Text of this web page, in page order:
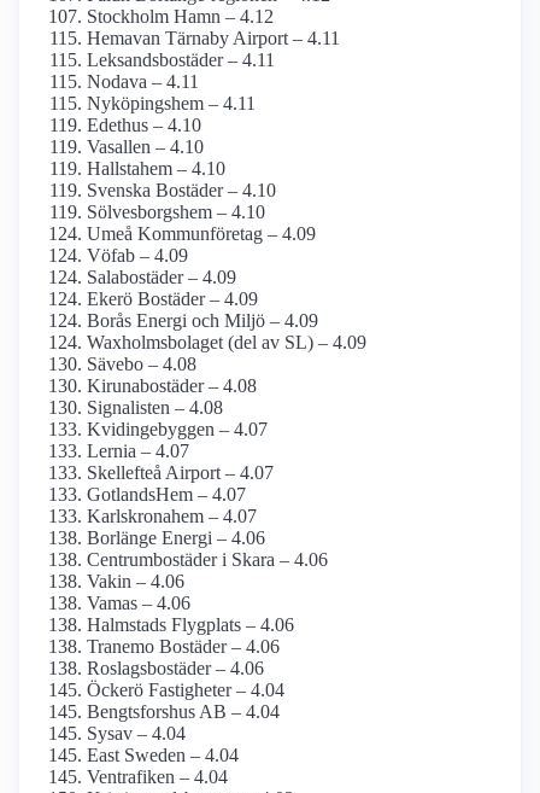
Stockholm Hamn – 4.12
Hemavan Tärnaby Airport – 4.11
Leksandsbostäder – 4.11
Nodava – 4.11
Nyköpingshem – 4.11
Edethus – 4.10
Vasallen – 4.10
Hallstahem – 4.10
Svenska Bostäder – 4.10
Sölvesborgshem – 4.10
Umeå Kommunföretag – 4.09
Vöfab – 4.09
Salabostäder – 4.09
Ekerö Bostäder – 4.09
Borås Energi och Miljö – 4.09
Waxholms­bolaget (del av SL) – 4.09
Sävebo – 4.08
Kirunabostäder – 4.08
Signalisten – 4.08
Kvidingebyggen – 4.07
Lernia – 4.07
Skellefteå Airport – 4.07
GotlandsHem – 4.07
Karlskronahem – 4.07
Borlänge Energi – 4.06
Centrumbostäder i Skara – 4.06
Vakin – 4.06
Vamas – 4.06
Halmstads Flygplats – 4.06
Tranemo Bostäder – 4.06
Roslagsbostäder – 4.06
Öckerö Fastigheter – 4.04
Bengtsforshus AB – 4.04
Sysav – 4.04
East Sweden – 4.04
Ventrafiken – 4.04